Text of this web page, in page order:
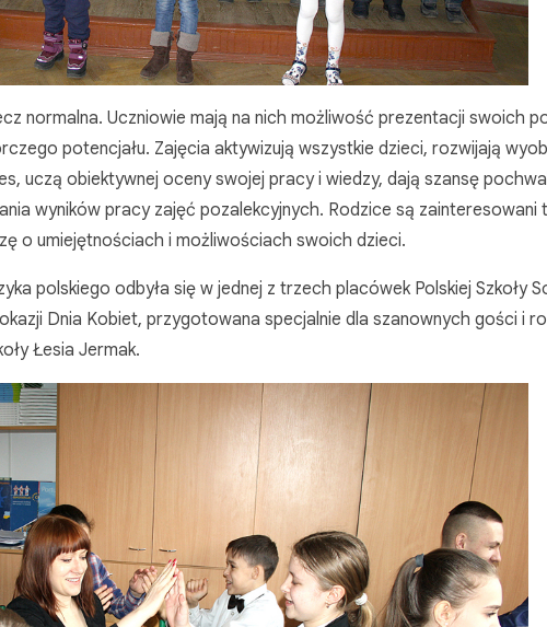
normalna. Uczniowie mają na nich możliwość prezentacji swoich
potencjału. Zajęcia aktywizują wszystkie dzieci, rozwijają
uczą obiektywnej oceny swojej pracy i wiedzy, dają szansę
wyników pracy zajęć pozalekcyjnych. Rodzice są zainteresowani
o umiejętnościach i możliwościach swoich dzieci.
polskiego odbyła się w jednej z trzech placówek Polskiej Szkoły
Dnia Kobiet, przygotowana specjalnie dla szanownych gości i
Łesia Jermak.